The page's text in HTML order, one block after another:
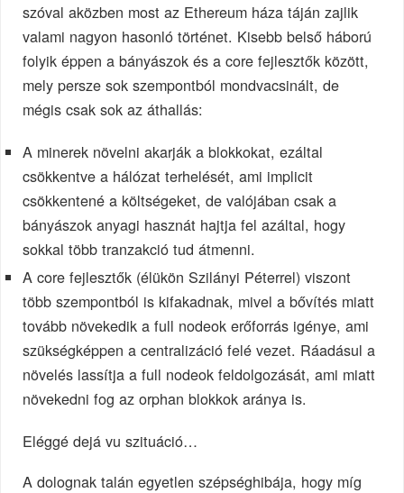
szóval aközben most az Ethereum háza táján zajlik
valami nagyon hasonló történet. Kisebb belső háború
folyik éppen a bányászok és a core fejlesztők között,
mely persze sok szempontból mondvacsinált, de
mégis csak sok az áthallás:
A minerek növelni akarják a blokkokat, ezáltal
csökkentve a hálózat terhelését, ami implicit
csökkentené a költségeket, de valójában csak a
bányászok anyagi hasznát hajtja fel azáltal, hogy
sokkal több tranzakció tud átmenni.
A core fejlesztők (élükön Szilányi Péterrel) viszont
több szempontból is kifakadnak, mivel a bővítés miatt
tovább növekedik a full nodeok erőforrás igénye, ami
szükségképpen a centralizáció felé vezet. Ráadásul a
növelés lassítja a full nodeok feldolgozását, ami miatt
növekedni fog az orphan blokkok aránya is.
Eléggé dejá vu szituáció…
A dolognak talán egyetlen szépséghibája, hogy míg